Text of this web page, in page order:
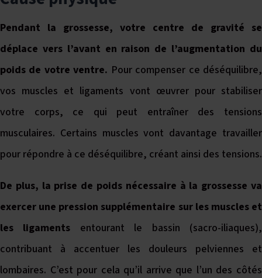
Pendant la grossesse, votre centre de gravité se
déplace vers l’avant en raison de l’augmentation du
poids de votre ventre. Pour compenser ce déséquilibre,
vos muscles et ligaments vont œuvrer pour stabiliser
votre corps, ce qui peut entraîner des tensions
musculaires. Certains muscles vont davantage travailler
pour répondre à ce déséquilibre, créant ainsi des tensions.
De plus, la prise de poids nécessaire à la grossesse va
exercer une pression supplémentaire sur les muscles et
les ligaments entourant le bassin (sacro-iliaques),
contribuant à accentuer les douleurs pelviennes et
lombaires. C’est pour cela qu’il arrive que l’un des côtés